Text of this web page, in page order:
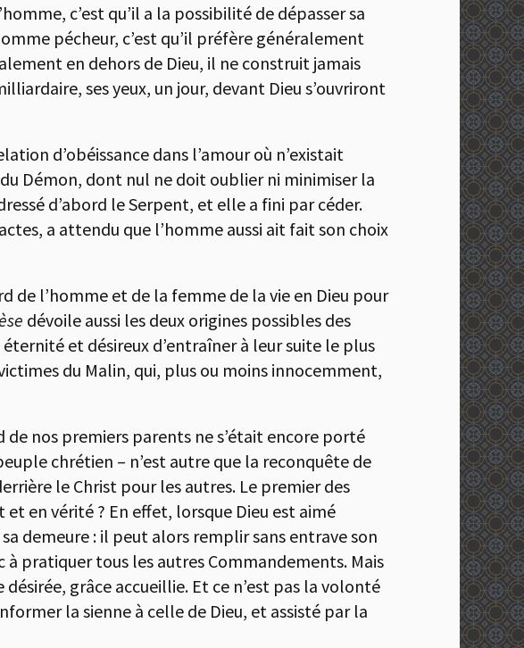
c’est qu’il a la possibilité de dépasser sa
pécheur, c’est qu’il préfère généralement
en dehors de Dieu, il ne construit jamais
ses yeux, un jour, devant Dieu s’ouvriront
d’obéissance dans l’amour où n’existait
Démon, dont nul ne doit oublier ni minimiser la
d’abord le Serpent, et elle a fini par céder.
a attendu que l’homme aussi ait fait son choix
de l’homme et de la femme de la vie en Dieu pour
dévoile aussi les deux origines possibles des
et désireux d’entraîner à leur suite le plus
du Malin, qui, plus ou moins innocemment,
de nos premiers parents ne s’était encore porté
chrétien – n’est autre que la reconquête de
le Christ pour les autres. Le premier des
en vérité ? En effet, lorsque Dieu est aimé
demeure : il peut alors remplir sans entrave son
à pratiquer tous les autres Commandements. Mais
désirée, grâce accueillie. Et ce n’est pas la volonté
la sienne à celle de Dieu, et assisté par la